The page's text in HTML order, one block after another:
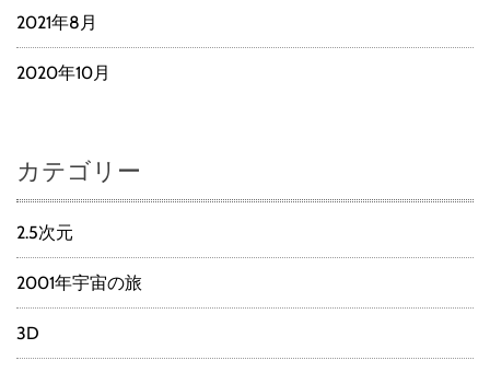
2021年8月
2020年10月
カテゴリー
2.5次元
2001年宇宙の旅
3D